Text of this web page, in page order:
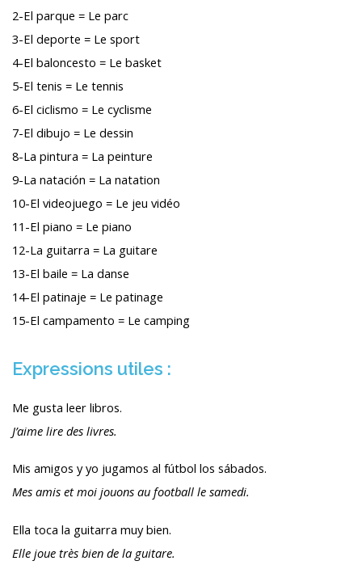
2-El parque = Le parc
3-El deporte = Le sport
4-El baloncesto = Le basket
5-El tenis = Le tennis
6-El ciclismo = Le cyclisme
7-El dibujo = Le dessin
8-La pintura = La peinture
9-La natación = La natation
10-El videojuego = Le jeu vidéo
11-El piano = Le piano
12-La guitarra = La guitare
13-El baile = La danse
14-El patinaje = Le patinage
15-El campamento = Le camping
Expressions utiles :
Me gusta leer libros.
J’aime lire des livres.
Mis amigos y yo jugamos al fútbol los sábados.
Mes amis et moi jouons au football le samedi.
Ella toca la guitarra muy bien.
Elle joue très bien de la guitare.